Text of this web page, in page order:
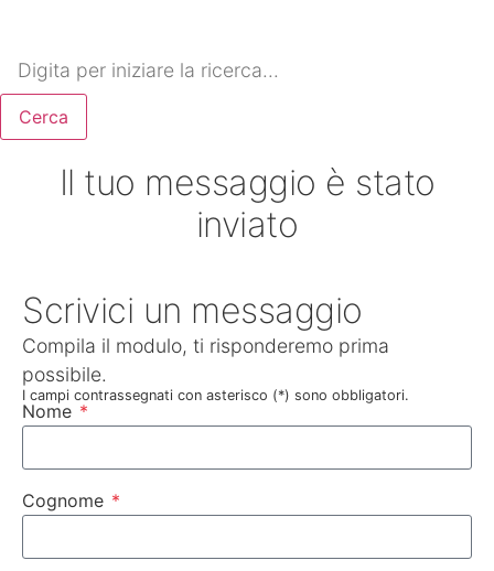
Cerca
Il tuo messaggio è stato
inviato
Scrivici un messaggio
Compila il modulo, ti risponderemo prima
possibile.
I campi contrassegnati con asterisco (*) sono obbligatori.
Nome
Cognome